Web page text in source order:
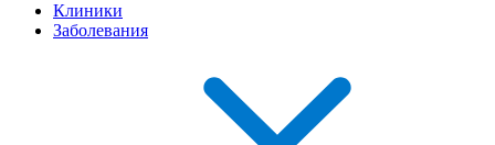
Клиники
Заболевания